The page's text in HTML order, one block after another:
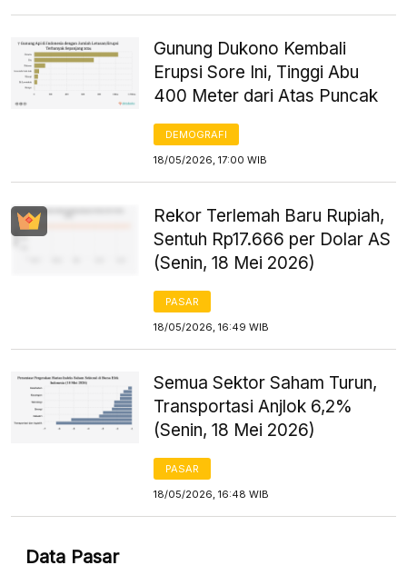
Gunung Dukono Kembali
Erupsi Sore Ini, Tinggi Abu
400 Meter dari Atas Puncak
DEMOGRAFI
18/05/2026, 17:00 WIB
Rekor Terlemah Baru Rupiah,
Sentuh Rp17.666 per Dolar AS
(Senin, 18 Mei 2026)
PASAR
18/05/2026, 16:49 WIB
Semua Sektor Saham Turun,
Transportasi Anjlok 6,2%
(Senin, 18 Mei 2026)
PASAR
18/05/2026, 16:48 WIB
Data Pasar